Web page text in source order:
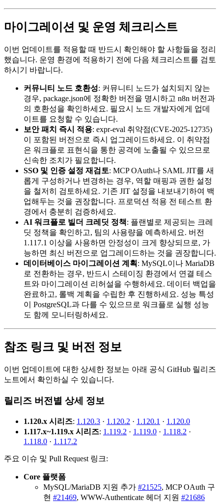
마이그레이션 및 운영 체크리스트
이번 업데이트를 적용할 때 반드시 확인해야 할 사항들을 정리
했습니다. 운영 환경에 적용하기 전에 다음 체크리스트를 검토
하시기 바랍니다.
커뮤니티 노드 호환성: 커뮤니티 노드가 설치되지 않는
경우, package.json에 정확한 버전을 명시하고 n8n 버전과
의 호환성을 확인하세요. 필요시 노드 개발자에게 업데
이트를 요청할 수 있습니다.
보안 패치 즉시 적용: expr-eval 취약점(CVE-2025-12735)
이 포함된 버전으로 즉시 업그레이드하세요. 이 취약점
은 워크플로 표현식을 통한 공격에 노출될 수 있으므로
신속한 조치가 필요합니다.
SSO 및 인증 설정 재검토: MCP OAuth나 SAML JIT를 새
롭게 구성하거나 변경하는 경우, 역할 매핑과 권한 설정
을 철저히 검토하세요. 기존 JIT 설정을 내보내기하여 백
업해두는 것을 권장합니다. 프로덕션 적용 전 테스트 환
경에서 충분히 검증하세요.
AI 워크플로 빌더 크레딧 정책: 플랜별로 제공되는 크레
딧 정책을 확인하고, 팀의 사용량을 예측하세요. 버전
1.117.1 이상을 사용하면 안정성이 크게 향상되므로, 가
능하면 최신 버전으로 업그레이드하는 것을 권장합니다.
데이터베이스 마이그레이션 계획 : MySQL이나 MariaDB
로 전환하는 경우, 반드시 스테이징 환경에서 연결 테스
트와 마이그레이션 리허설을 수행하세요. 데이터 백업을
완료하고, 롤백 계획을 수립한 후 진행하세요. 성능 특성
이 PostgreSQL과 다를 수 있으므로 워크플로 실행 성능
도 함께 모니터링하세요.
참조 링크 및 버전 정보
이번 업데이트에 대한 상세한 정보는 아래 공식 GitHub 릴리즈
노트에서 확인하실 수 있습니다.
릴리즈 버전별 상세 정보
1.120.x 시리즈: 1.120.3 · 1.120.2 · 1.120.1 · 1.120.0
1.117.x~1.119.x 시리즈: 1.119.2 · 1.119.0 · 1.118.2 ·
1.118.0 · 1.117.2
주요 이슈 및 Pull Request 링크:
Core 플랫폼
MySQL/MariaDB 지원 추가 #21525, MCP OAuth 구
현 #21469, WWW-Authenticate 헤더 지원 #21686